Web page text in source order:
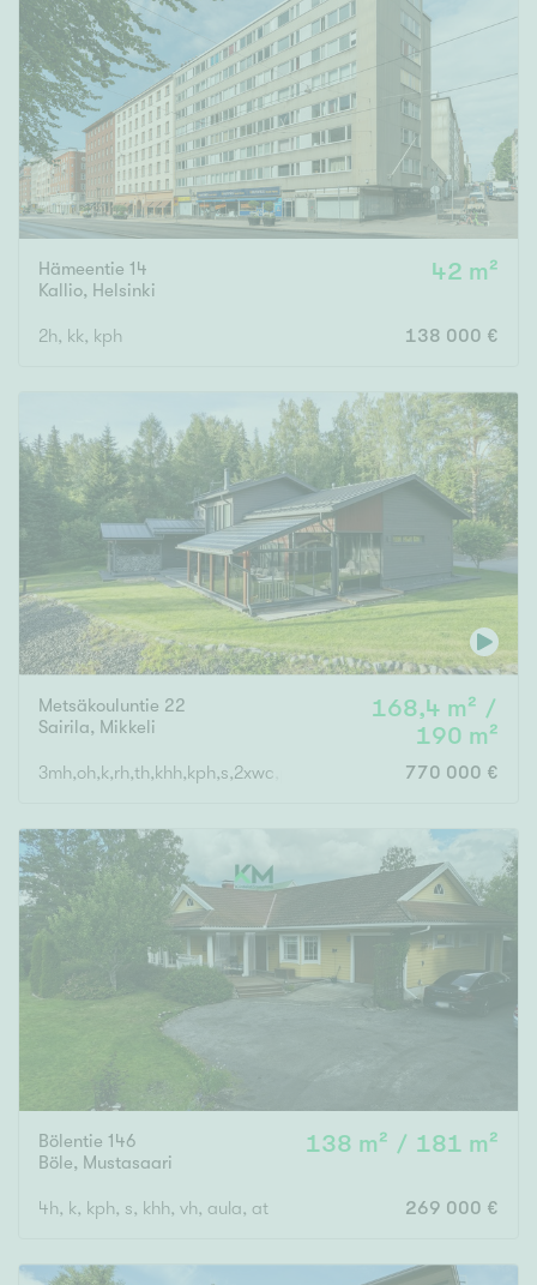
Hämeentie 14
Kallio, Helsinki
42 m²
2h, kk, kph 138 000 €
Metsäkouluntie 22
Sairila, Mikkeli
168,4 m² /
190 m²
3mh,oh,k,rh,th,khh,kph,s,2xwc,parvi 770 000 €
Bölentie 146
Böle, Mustasaari
138 m² / 181 m²
4h, k, kph, s, khh, vh, aula, at 269 000 €